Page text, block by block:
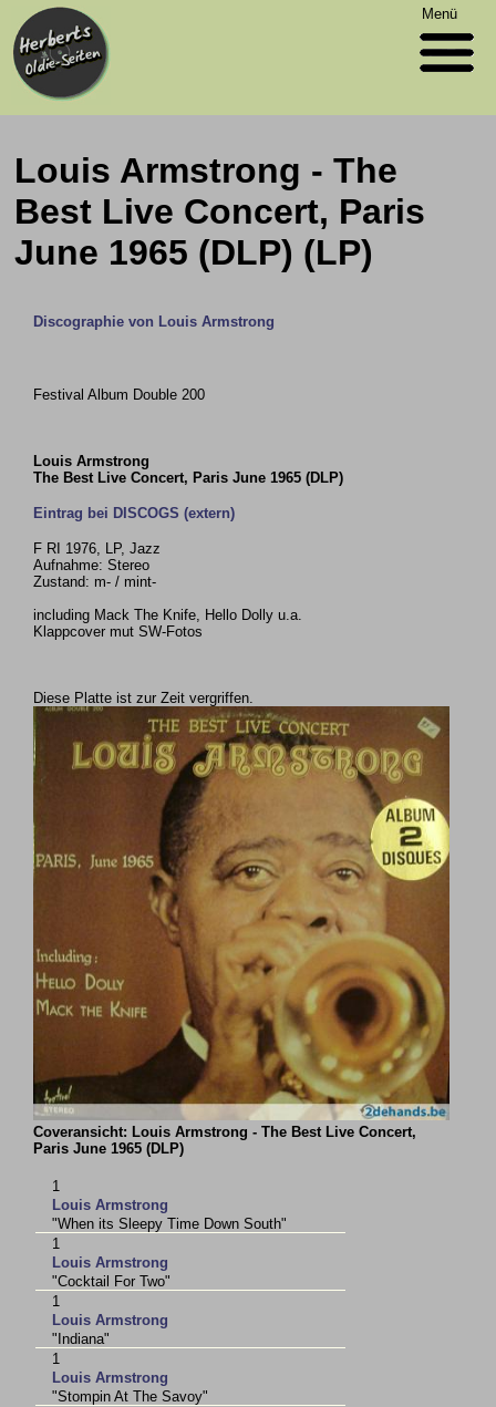
Menü
Louis Armstrong - The
Best Live Concert, Paris
June 1965 (DLP) (LP)
Discographie von Louis Armstrong
Festival Album Double 200
Louis Armstrong
The Best Live Concert, Paris June 1965 (DLP)
Eintrag bei DISCOGS (extern)
F RI 1976, LP, Jazz
Aufnahme: Stereo
Zustand: m- / mint-
including Mack The Knife, Hello Dolly u.a.
Klappcover mut SW-Fotos
Diese Platte ist zur Zeit vergriffen.
Coveransicht: Louis Armstrong - The Best Live Concert,
Paris June 1965 (DLP)
1
Louis Armstrong
"When its Sleepy Time Down South"
1
Louis Armstrong
"Cocktail For Two"
1
Louis Armstrong
"Indiana"
1
Louis Armstrong
"Stompin At The Savoy"